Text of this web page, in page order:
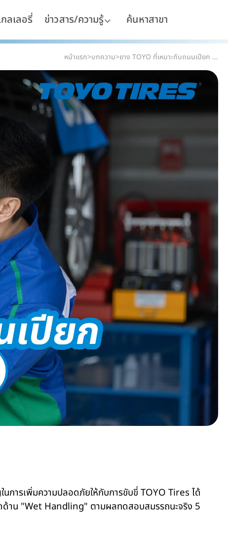
ลเลอรี่ ข่าวสาร/ความรู้ ค้นหาสาขา
หน้าแรก>บทความ> ยาง TOYO ที่เหมาะกับถนนเปียก – ขับขี่มั่นใจ ปลอดภัยทุกสถานการณ์
การเพิ่มความปลอดภัยให้กับการขับขี่ TOYO Tires ได้
ด้าน "Wet Handling" ตามผลทดสอบสมรรถนะจริง 5